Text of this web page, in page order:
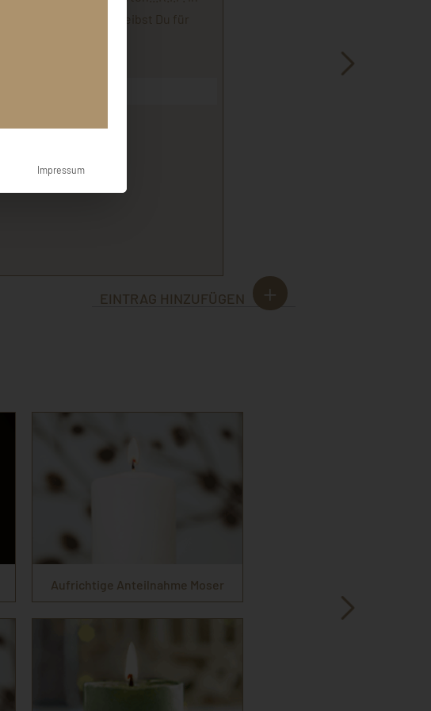
und Herzen bleibst Du für
EINTRAG HINZUFÜGEN
Aufrichtige Anteilnahme Moser
Impressum